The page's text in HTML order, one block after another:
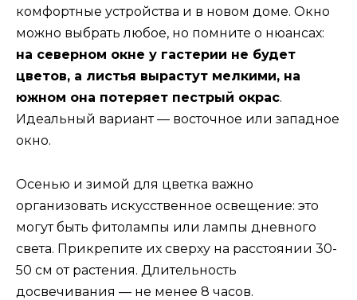
комфортные устройства и в новом доме. Окно
можно выбрать любое, но помните о нюансах:
на северном окне у гастерии не будет
цветов, а листья вырастут мелкими, на
южном она потеряет пестрый окрас.
Идеальный вариант — восточное или западное
окно.
Осенью и зимой для цветка важно
организовать искусственное освещение: это
могут быть фитолампы или лампы дневного
света. Прикрепите их сверху на расстоянии 30-
50 см от растения. Длительность
досвечивания — не менее 8 часов.